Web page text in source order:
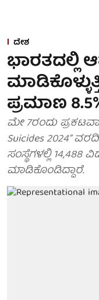
ದೇಶ
ಭಾರತದಲ್ಲಿ
ಪ್ರಮಾಣ
ಮೇ 7ರಂದು
Suicides 2024”
ಸಂಸ್ಥೆಗಳಲ್ಲಿ 14,488
ಮಾಡಿಕೊಂಡಿದ್ದಾರೆ.